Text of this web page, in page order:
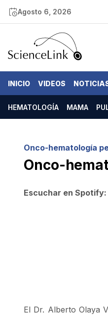
Agosto 6, 2026
INICIO VIDEOS
HEMATOLOGÍA MAMA
Onco-hematología
Onco-
Escuchar en Spotify:
El Dr. Alberto Olaya